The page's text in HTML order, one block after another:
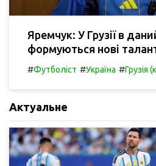
Яремчук: У Грузії в
формуються нові
#Футболіст #Україна #Грузія
Актуальне